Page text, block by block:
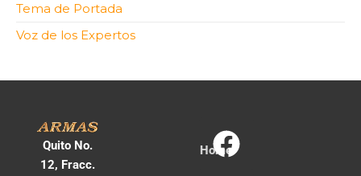
Tema de Portada
Voz de los Expertos
Quito No.
12, Fracc.
Home